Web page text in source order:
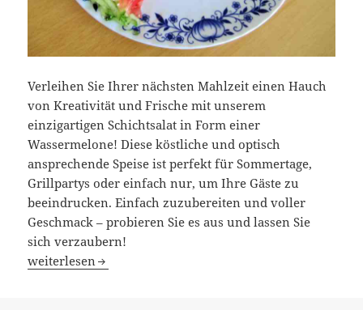
Verleihen Sie Ihrer nächsten Mahlzeit einen Hauch
von Kreativität und Frische mit unserem
einzigartigen Schichtsalat in Form einer
Wassermelone! Diese köstliche und optisch
ansprechende Speise ist perfekt für Sommertage,
Grillpartys oder einfach nur, um Ihre Gäste zu
beeindrucken. Einfach zuzubereiten und voller
Geschmack – probieren Sie es aus und lassen Sie
sich verzaubern!
Erfrischender, leichter Schichtsalat in
weiterlesen